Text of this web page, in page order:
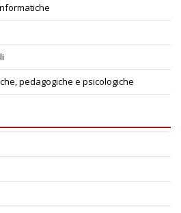
pedagogiche e psicologiche